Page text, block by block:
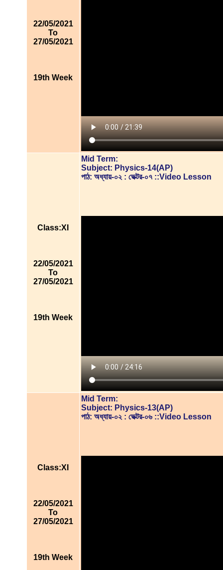
22/05/2021
To
27/05/2021
19th Week
Class:XI
22/05/2021
To
27/05/2021
19th Week
Mid Term:
Subject: Physics-14(AP)
পাঠ: অধ্যায়-০২ : ভেক্টর-০৭ ::Video Lesson
Class:XI
22/05/2021
To
27/05/2021
19th Week
Mid Term:
Subject: Physics-13(AP)
পাঠ: অধ্যায়-০২ : ভেক্টর-০৬ ::Video Lesson